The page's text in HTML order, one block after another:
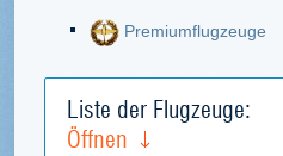
Premiumflugzeuge
Liste der Flugzeuge:
Öffnen